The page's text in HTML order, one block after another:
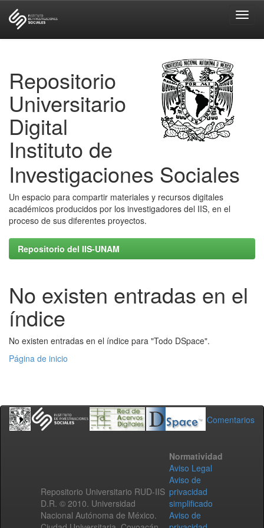
Repositorio
Universitario
Digital
Instituto de
Investigaciones Sociales
Un espacio para compartir materiales y recursos digitales
académicos producidos por los investigadores del IIS, en el
proceso de sus diferentes proyectos.
Repositorio del IIS-UNAM
No existen entradas en el
índice
No existen entradas en el índice para "Todo DSpace".
Página de inicio
Comentarios
Repositorio Universitario RUD-IIS
D.R. © 2010. Universidad
Nacional Autónoma de México.
Normatividad
Aviso Legal
Aviso de
privacidad
simplificado
Aviso de